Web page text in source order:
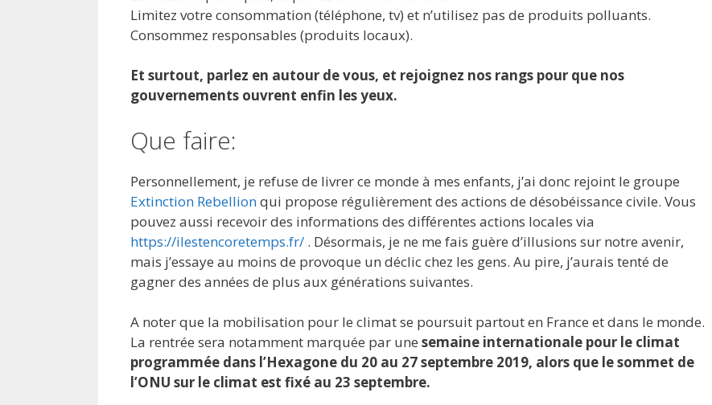
Limitez votre consommation (téléphone, tv) et n’utilisez pas de produits polluants.
Consommez responsables (produits locaux).
Et surtout, parlez en autour de vous, et rejoignez nos rangs pour que nos
gouvernements ouvrent enfin les yeux.
Que faire:
Personnellement, je refuse de livrer ce monde à mes enfants, j’ai donc rejoint le groupe
Extinction Rebellionqui propose régulièrement des actions de désobéissance civile. Vous
pouvez aussi recevoir des informations des différentes actions locales via
https://ilestencoretemps.fr/ . Désormais, je ne me fais guère d’illusions sur notre avenir,
mais j’essaye au moins de provoque un déclic chez les gens. Au pire, j’aurais tenté de
gagner des années de plus aux générations suivantes.
A noter que la mobilisation pour le climat se poursuit partout en France et dans le monde.
La rentrée sera notamment marquée par une semaine internationale pour le climat
programmée dans l’Hexagone du 20 au 27 septembre 2019, alors que le sommet de
l’ONU sur le climat est fixé au 23 septembre.